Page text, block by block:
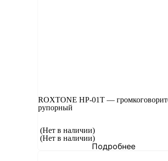
ROXTONE HP-01T —
рупорный
(Нет в наличии)
(Нет в наличии)
Подробнее